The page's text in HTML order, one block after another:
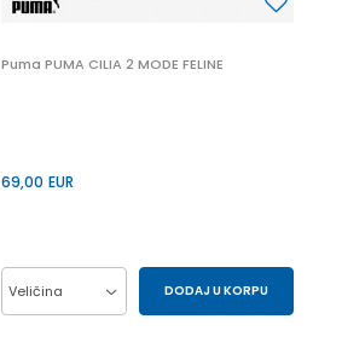
Puma PUMA CILIA 2 MODE FELINE
69,00 EUR
Veličina DODAJ U KORPU